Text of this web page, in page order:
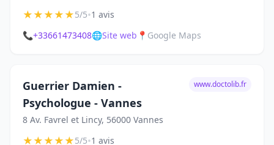
★★★★★5/5•1 avis
📞+33661473408🌐Site web 📍 Google Maps
Guerrier Damien -
Psychologue - Vannes
8 Av. Favrel et Lincy, 56000 Vannes
www.doctolib.fr
★★★★★5/5•1 avis